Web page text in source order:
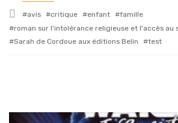
in
Tagged
avis critique enfant
famille
roman sur l'intolérance religieuse et l'accès au
Sarah de Cordoue aux éditions Belin
test